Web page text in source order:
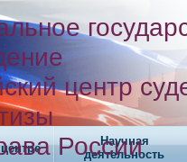
центр
России
Научная
деятельность